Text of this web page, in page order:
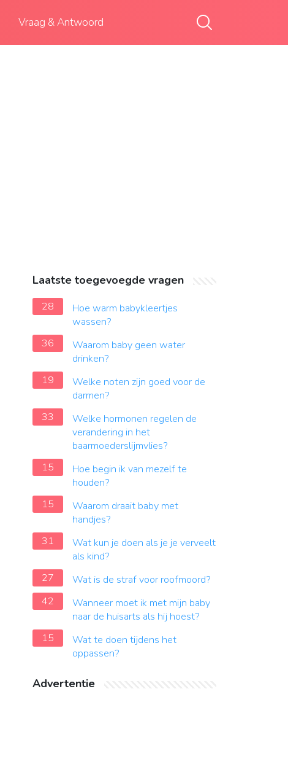
Vraag & Antwoord
Laatste toegevoegde vragen
28
Hoe warm babykleertjes
wassen?
36
Waarom baby geen water
drinken?
19
Welke noten zijn goed voor de
darmen?
33
Welke hormonen regelen de
verandering in het
baarmoederslijmvlies?
15
Hoe begin ik van mezelf te
houden?
15
Waarom draait baby met
handjes?
31
Wat kun je doen als je je verveelt
als kind?
27
Wat is de straf voor roofmoord?
42
Wanneer moet ik met mijn baby
naar de huisarts als hij hoest?
15
Wat te doen tijdens het
oppassen?
Advertentie